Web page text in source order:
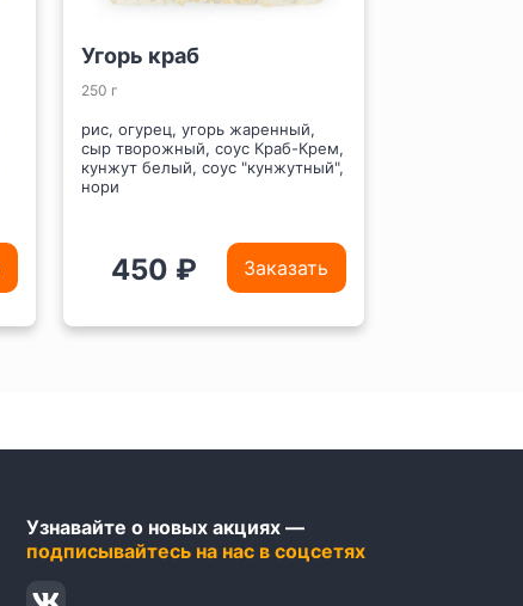
Угорь краб
250 г
рис, огурец, угорь жаренный,
сыр творожный, соус Краб-Крем,
кунжут белый, соус "кунжутный",
нори
450 ₽ Заказать
Узнавайте о новых акциях —
подписывайтесь на нас в соцсетях